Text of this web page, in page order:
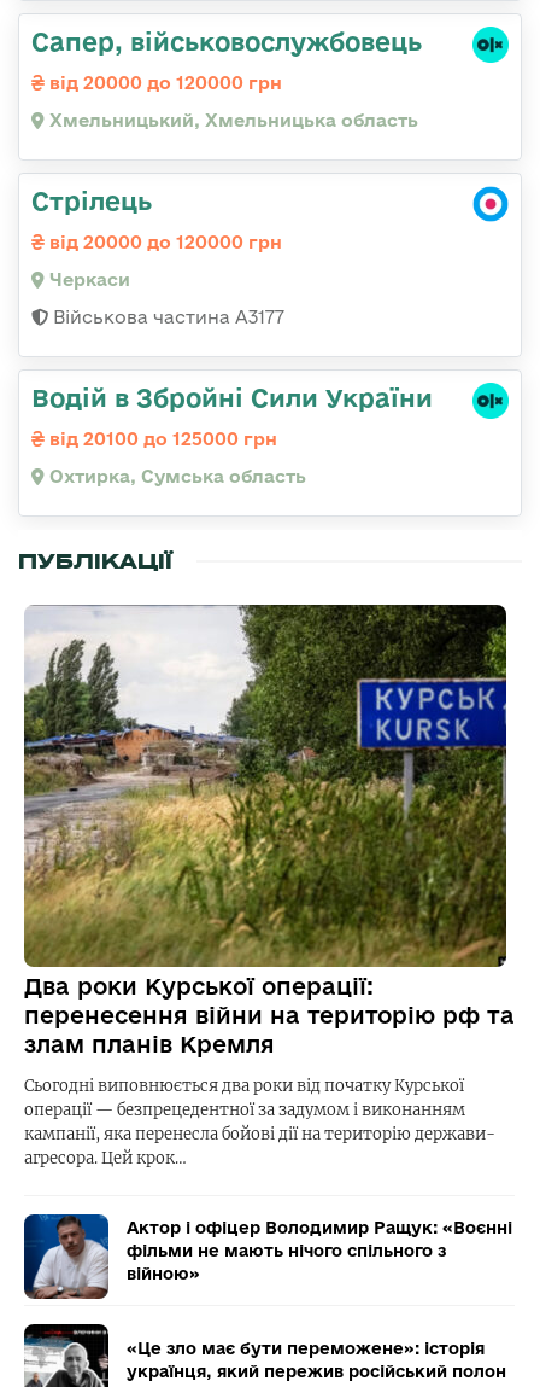
Сапер, військовослужбовець
від 20000 до 120000 грн
Хмельницький, Хмельницька область
Стрілець
від 20000 до 120000 грн
Черкаси
Військова частина А3177
Водій в Збройні Сили України
від 20100 до 125000 грн
Охтирка, Сумська область
ПУБЛІКАЦІЇ
Два роки Курської операції:
перенесення війни на територію рф та
злам планів Кремля
Сьогодні виповнюється два роки від початку Курської
операції — безпрецедентної за задумом і виконанням
кампанії, яка перенесла бойові дії на територію держави-
агресора. Цей крок…
Актор і офіцер Володимир Ращук: «Воєнні
фільми не мають нічого спільного з
війною»
«Це зло має бути переможене»: історія
українця, який пережив російський полон